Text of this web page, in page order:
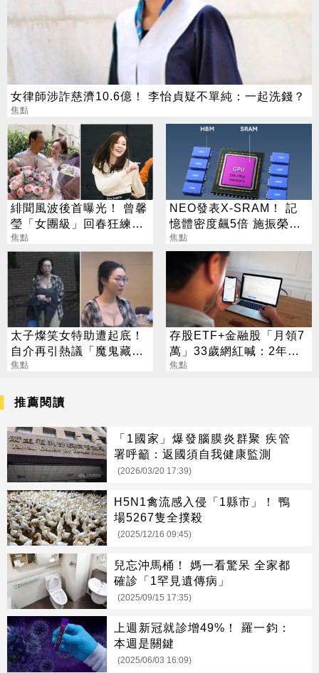
女律師涉詐慈濟10.6億！ 李怡貞疑不單純：一起洗錢？
焦點
緋聞風波後首曝光！ 曾馨
瑩「女團級」回春狂練舞
郭董獨自公園散步
焦點
NEO發表X-SRAM！ 記
憶體密度飆5倍 施振榮：
半導體迎新革命
焦點
太子燦笑女特助遭起底！
自介再引熱議「魔鬼藏在
細節裡」
焦點
存股ETF+金融股「月領7
萬」33歲網紅喊：2年內
要退休
焦點
推薦閱讀
「1國家」爆發腦膜炎群聚 疾管
署呼籲：返國須自我健康監測
(2026/03/20 17:39)
H5N1禽流感入侵「1縣市」！ 鴨
場5267隻全撲殺
(2025/12/16 09:45)
兒忘沖馬桶！ 媽一看驚呆 全家都
確診「1罕見遺傳病」
(2025/09/15 17:35)
上週新冠就診增49%！ 羅一鈞：
本週是關鍵
(2025/06/03 16:09)